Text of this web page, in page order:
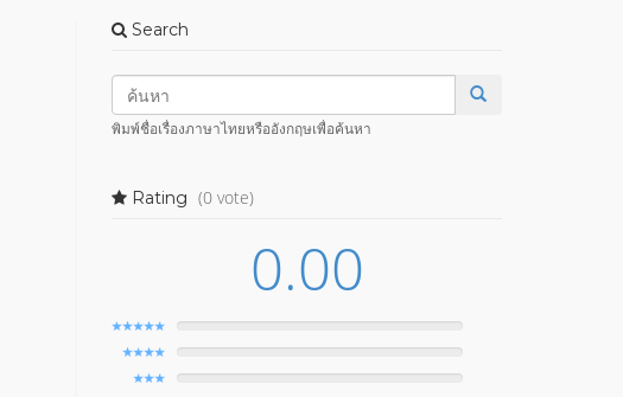
Search
พิมพ์ชื่อเรื่องภาษาไทยหรืออังกฤษเพื่อค้นหา
Rating (0 vote)
0.00